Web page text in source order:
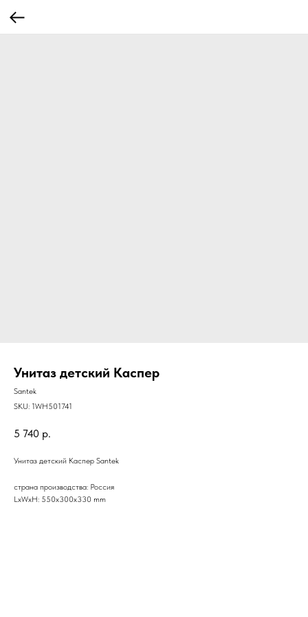
Унитаз детский Каспер
Santek
SKU: 1WH501741
5 740 р.
Унитаз детский Каспер Santek
страна производства: Россия
LxWxH: 550x300x330 mm